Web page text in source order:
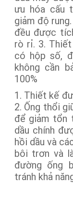
ưu hóa cấu
giảm độ
đều được
rò rỉ. 3.
có hộp số,
không cần
100%
1. Thiết kế
2. Ống thổi
để giảm tổn
dầu chính
hồi dầu và
bôi trơn và
đường ống
tránh khả